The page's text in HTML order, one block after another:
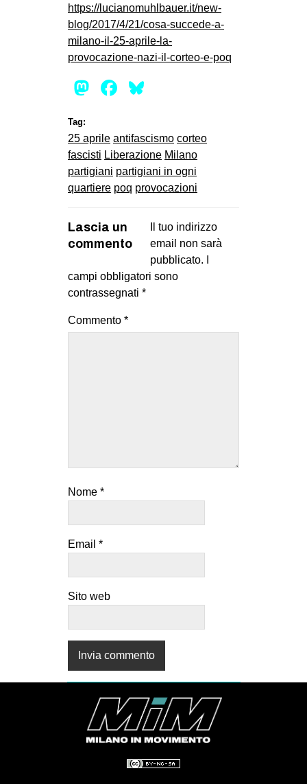
https://lucianomuhlbauer.it/new-
blog/2017/4/21/cosa-succede-a-
milano-il-25-aprile-la-
provocazione-nazi-il-corteo-e-poq
Mastodon
Facebook
Tag:
25 aprile antifascismo corteo
fascisti Liberazione Milano
partigiani partigiani in ogni
quartiere poq provocazioni
Lascia un
commento
Il tuo indirizzo
email non sarà
pubblicato.
campi obbligatori sono
contrassegnati *
Commento *
Nome *
Email *
Sito web